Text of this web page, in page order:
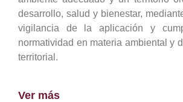
desarrollo, salud y bienestar,
vigilancia de la aplicación y
normatividad en materia ambiental y
territorial.
Ver más